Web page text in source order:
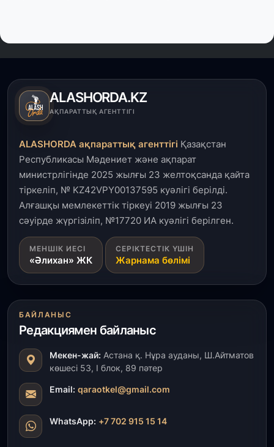
ALASHORDA.KZ
АҚПАРАТТЫҚ АГЕНТТІГІ
ALASHORDA ақпараттық агенттігі Қазақстан
Республикасы Мәдениет және ақпарат
министрлігінде 2025 жылғы 23 желтоқсанда қайта
тіркеліп, № KZ42VPY00137595 куәлігі берілді.
Алғашқы мемлекеттік тіркеуі 2019 жылғы 23
сәуірде жүргізіліп, №17720 ИА куәлігі берілген.
МЕНШІК ИЕСІ
«Әлихан» ЖК
СЕРІКТЕСТІК ҮШІН
Жарнама бөлімі
БАЙЛАНЫС
Редакциямен байланыс
Мекен-жай: Астана қ. Нұра ауданы, Ш.Айтматов
көшесі 53, І блок, 89 пәтер
Email: qaraotkel@gmail.com
WhatsApp: +7 702 915 15 14